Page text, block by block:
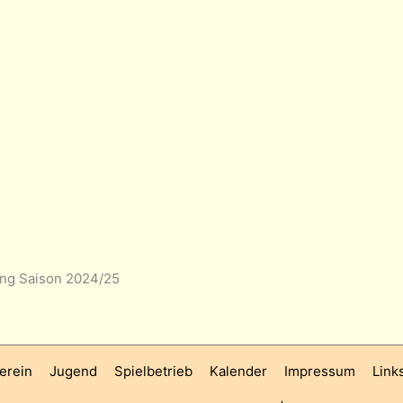
Saison 2024/25
Jugend Spielbetrieb Kalender Impressum